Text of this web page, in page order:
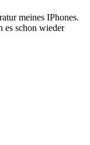
meines IPhones.
es schon wieder